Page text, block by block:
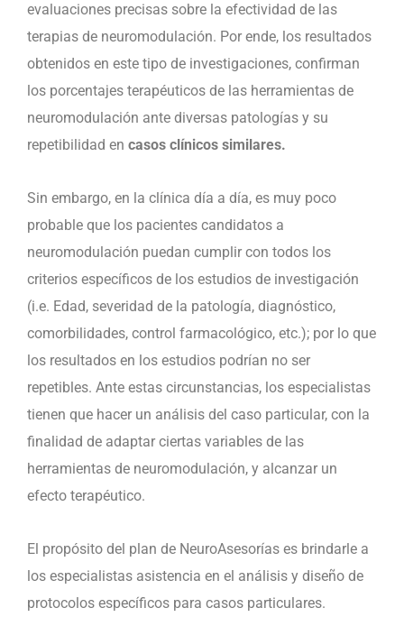
evaluaciones precisas sobre la efectividad de las
terapias de neuromodulación. Por ende, los resultados
obtenidos en este tipo de investigaciones, confirman
los porcentajes terapéuticos de las herramientas de
neuromodulación ante diversas patologías y su
repetibilidad en casos clínicos similares.
Sin embargo, en la clínica día a día, es muy poco
probable que los pacientes candidatos a
neuromodulación puedan cumplir con todos los
criterios específicos de los estudios de investigación
(i.e. Edad, severidad de la patología, diagnóstico,
comorbilidades, control farmacológico, etc.); por lo que
los resultados en los estudios podrían no ser
repetibles. Ante estas circunstancias, los especialistas
tienen que hacer un análisis del caso particular, con la
finalidad de adaptar ciertas variables de las
herramientas de neuromodulación, y alcanzar un
efecto terapéutico.
El propósito del plan de NeuroAsesorías es brindarle a
los especialistas asistencia en el análisis y diseño de
protocolos específicos para casos particulares.